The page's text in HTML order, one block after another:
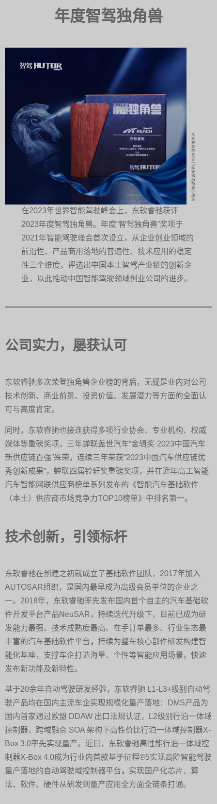
年度智驾独角兽
在2023年世界智能驾驶峰会上，东软睿驰获评
2023年度智驾独角兽。年度“智驾独角兽”奖项于
2021年智能驾驶峰会首次设立，从企业创业领域的
前沿性、产品商用落地的普遍性、技术应用的稳定
性三个维度，评选出中国本土智驾产业链的创新企
业，以此推动中国智能驾驶领域创业公司的进步。
公司实力，屡获认可
东软睿驰多次荣登独角兽企业榜的背后，无疑是业内对公司
技术创新、商业前景、投资价值、发展潜力等方面的全面认
可与高度肯定。
同时，东软睿驰也接连获得多项行业协会、专业机构、权威
媒体等重磅奖项，三年蝉联盖世汽车“金辑奖·2023中国汽车
新供应链百强”殊荣，连续三年荣获“2023中国汽车供应链优
秀创新成果”，蝉联四届铃轩奖重磅奖项，并在近年高工智能
汽车智能网联供应商榜单系列发布的《智能汽车基础软件
（本土）供应商市场竞争力TOP10榜单》中排名第一。
技术创新，引领标杆
东软睿驰在创建之初就成立了基础软件团队，2017年加入
AUTOSAR组织，是国内最早成为高级会员单位的企业之
一。2018年，东软睿驰率先发布国内首个自主的汽车基础软
件开发平台产品NeuSAR，持续迭代升级下，目前已成为研
发能力最强、技术成熟度最高、在手订单最多、行业生态最
丰富的汽车基础软件平台 ， 持续为整车核心部件研发构建智
能化基座，支撑车企打造海量、个性等智能应用场景，快速
发布新功能及新特性。
基于20余年自动驾驶研发经验，东软睿驰 L1-L3+级别自动驾
驶产品均在国内主流车企实现规模化量产落地：DMS产品为
国内首家通过欧盟 DDAW 出口法规认证，L2级别行泊一体域
控制器、跨域融合 SOA 架构下高性价比行泊一体域控制器X-
Box 3.0率先实现量产。近日，东软睿驰高性能行泊一体域控
制器X-Box 4.0成为行业内首款基于征程®5实现高阶智能驾驶
量产落地的自动驾驶域控制器平台 ， 实现国产化芯片、算
法、软件、硬件从研发到量产应用全方面全链条打通。